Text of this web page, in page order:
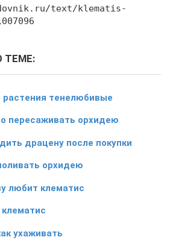
text/klematis-
ТЕМЕ:
тенелюбивые
пересаживать орхидею
драцену после покупки
орхидею
любит клематис
ухаживать